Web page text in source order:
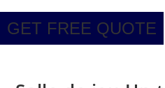
GET FREE QUOTE